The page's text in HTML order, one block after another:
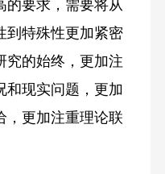
的要求，需要将从
到特殊性更加紧密
究的始终，更加注
和现实问题，更加
，更加注重理论联